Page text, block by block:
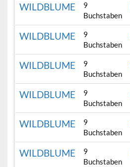
WILDBLUME
9
Buchstaben
WILDBLUME
9
Buchstaben
WILDBLUME
9
Buchstaben
WILDBLUME
9
Buchstaben
WILDBLUME
9
Buchstaben
WILDBLUME
9
Buchstaben